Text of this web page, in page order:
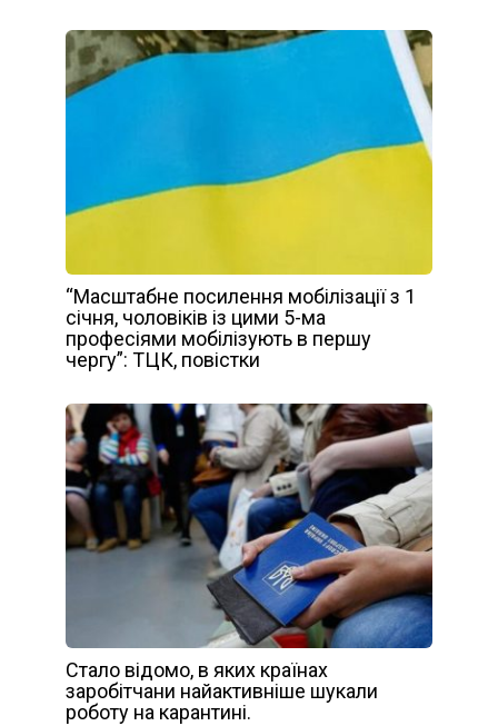
“Масштабне посилення мобілізації з 1
січня, чоловіків із цими 5-ма
професіями мобілізують в першу
чергу”: ТЦК, повістки
Стало відомо, в яких країнах
заробітчани найактивніше шукали
роботу на карантині.